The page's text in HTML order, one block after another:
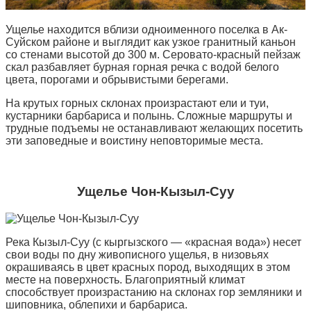
Ущелье находится вблизи одноименного поселка в Ак-
Суйском районе и выглядит как узкое гранитный каньон
со стенами высотой до 300 м. Серовато-красный пейзаж
скал разбавляет бурная горная речка с водой белого
цвета, порогами и обрывистыми берегами.
На крутых горных склонах произрастают ели и туи,
кустарники барбариса и полынь. Сложные маршруты и
трудные подъемы не останавливают желающих посетить
эти заповедные и воистину неповторимые места.
Ущелье Чон-Кызыл-Суу
Река Кызыл-Суу (с кыргызского — «красная вода») несет
свои воды по дну живописного ущелья, в низовьях
окрашиваясь в цвет красных пород, выходящих в этом
месте на поверхность. Благоприятный климат
способствует произрастанию на склонах гор земляники и
шиповника, облепихи и барбариса.